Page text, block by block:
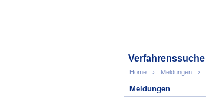
Verfahrenssuche
Home Meldungen
Meldungen